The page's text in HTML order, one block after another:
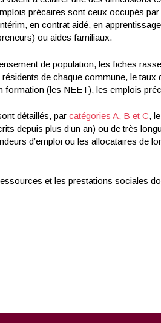
précaires sont ceux occupés
en contrat aidé, en
ou aides familiaux.
de population, les fiches
de chaque commune, le taux
formation (les NEET), les emplois
détaillés, par catégories A, B et C,
depuis plus d’un an) ou de très
d’emploi ou les allocataires de
et les prestations sociales